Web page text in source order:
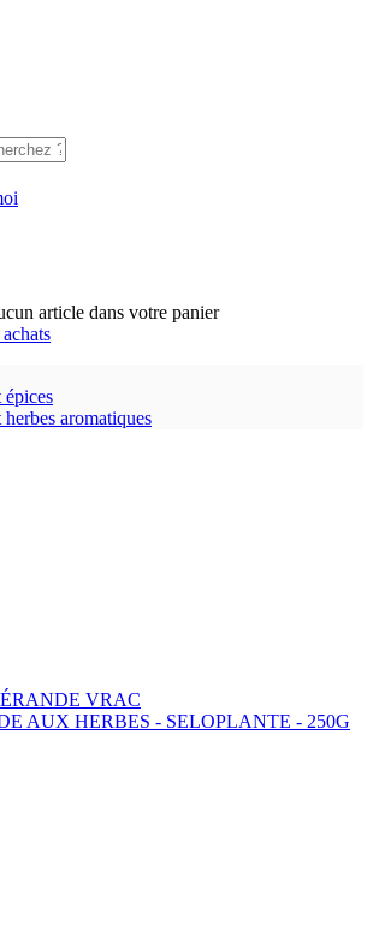
article dans votre panier
épices
herbes aromatiques
VRAC
AUX HERBES - SELOPLANTE - 250G